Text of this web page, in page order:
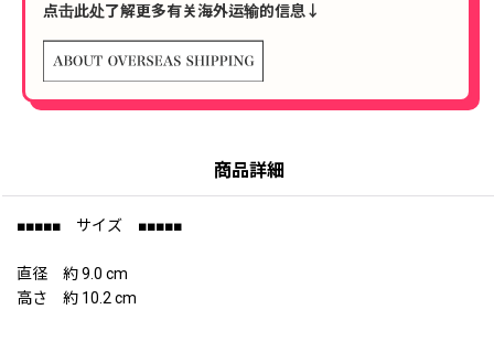
点击此处了解更多有关海外运输的信息↓
商品詳細
■■■■■ サイズ ■■■■■
直径 約 9.0 cm
高さ 約 10.2 cm